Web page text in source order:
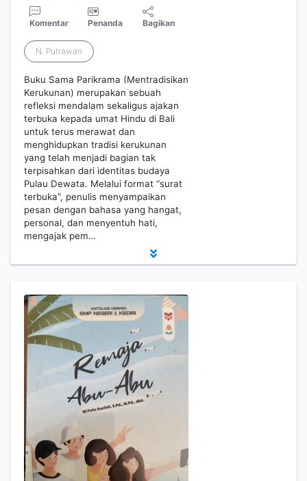
Komentar Penanda Bagikan
N. Putrawan
Buku Sama Parikrama (Mentradisikan
Kerukunan) merupakan sebuah
refleksi mendalam sekaligus ajakan
terbuka kepada umat Hindu di Bali
untuk terus merawat dan
menghidupkan tradisi kerukunan
yang telah menjadi bagian tak
terpisahkan dari identitas budaya
Pulau Dewata. Melalui format “surat
terbuka”, penulis menyampaikan
pesan dengan bahasa yang hangat,
personal, dan menyentuh hati,
mengajak pem…